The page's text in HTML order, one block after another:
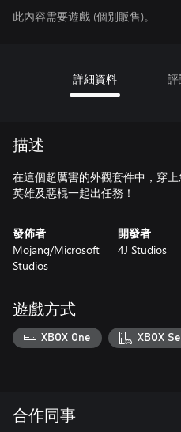
此內容需要遊戲 (個別販售)。
詳細資料
描述
在這個超厲害的外觀套件中，穿
英雄及惡棍一起出任務！
發佈者
Mojang/Microsoft
Studios
開發者
4J Studios
遊戲方式
XBOX One XBOX
合作同事